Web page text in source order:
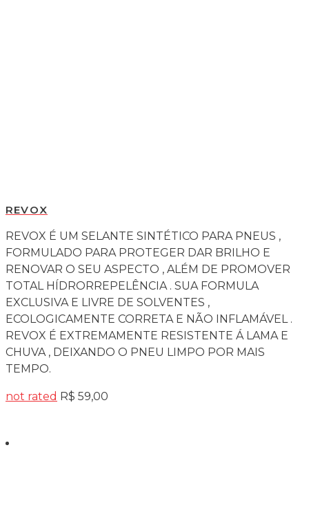
REVOX
REVOX É UM SELANTE SINTÉTICO PARA PNEUS ,
FORMULADO PARA PROTEGER DAR BRILHO E
RENOVAR O SEU ASPECTO , ALÉM DE PROMOVER
TOTAL HÍDRORREPELÊNCIA . SUA FORMULA
EXCLUSIVA E LIVRE DE SOLVENTES ,
ECOLOGICAMENTE CORRETA E NÃO INFLAMÁVEL .
REVOX É EXTREMAMENTE RESISTENTE Á LAMA E
CHUVA , DEIXANDO O PNEU LIMPO POR MAIS
TEMPO.
not rated R$ 59,00